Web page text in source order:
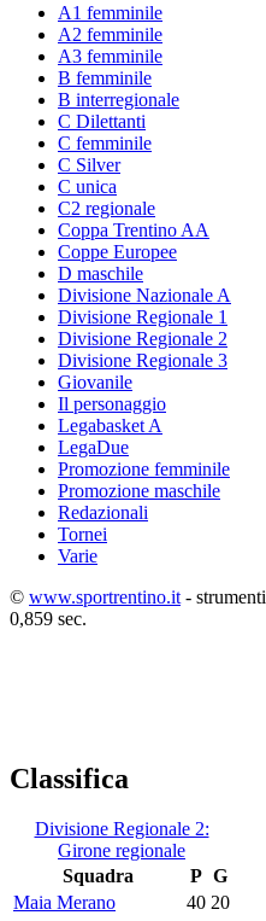
A1 femminile
A2 femminile
A3 femminile
B femminile
B interregionale
C Dilettanti
C femminile
C Silver
C unica
C2 regionale
Coppa Trentino AA
Coppe Europee
D maschile
Divisione Nazionale A
Divisione Regionale 1
Divisione Regionale 2
Divisione Regionale 3
Giovanile
Il personaggio
Legabasket A
LegaDue
Promozione femminile
Promozione maschile
Redazionali
Tornei
Varie
© www.sportrentino.it -
0,859 sec.
Classifica
Divisione Regionale 2:
Girone regionale
Squadra
P G
Maia Merano
40 20